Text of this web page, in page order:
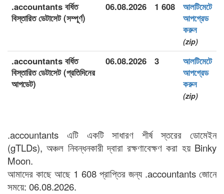
.accountants বর্ধিত
বিস্তারিত ডেটাসেট (সম্পূর্ণ)
06.08.2026 1 608
আলটিমেটে
আপগ্রেড
করুন
(zip)
.accountants বর্ধিত
বিস্তারিত ডেটাসেট (প্রতিদিনের
আপডেট)
06.08.2026 3
আলটিমেটে
আপগ্রেড
করুন
(zip)
.accountants এটি একটি সাধারণ শীর্ষ স্তরের ডোমেইন
(gTLDs), অঞ্চল নিবন্ধনকারী দ্বারা রক্ষণাবেক্ষণ করা হয় Binky
Moon.
আমাদের কাছে আছে 1 608 প্রাপ্তির জন্য .accountants জোনে
সময়ে: 06.08.2026.